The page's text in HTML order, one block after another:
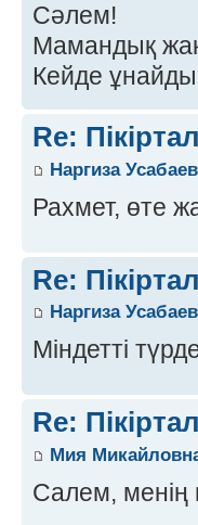
Сәлем!
Мамандық
Кейде
Re:
Наргиза
Рахмет, өте
Re:
Наргиза
Міндетті
Re:
Мия
Салем, менің